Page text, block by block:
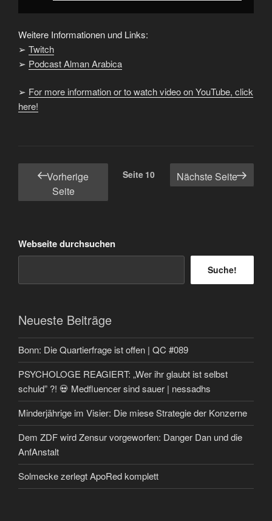
Weitere Informationen und Links:
➢ Twitch
➢ Podcast Alman Arabica
➢ For more information or to watch video on YouTube, click
here!
Seitennummerierung
Beiträge
Vorherige
Seite
Seite 10 Nächste Seite
Webseite durchsuchen
Suche!
Neueste Beiträge
Bonn: Die Quartierfrage ist offen | QC #089
PSYCHOLOGE REAGIERT: „Wer ihr glaubt ist selbst
schuld” ?! 💀 Medfluencer sind sauer | nessadhs
Minderjährige im Visier: Die miese Strategie der Konzerne
Dem ZDF wird Zensur vorgeworfen: Danger Dan und die
AnfAnstalt
Solmecke zerlegt ApoRed komplett